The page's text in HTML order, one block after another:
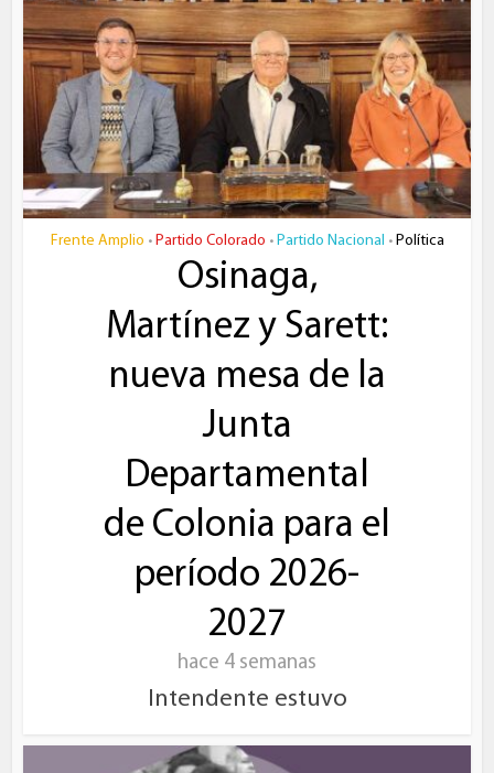
Frente Amplio • Partido Colorado • Partido Nacional • Política
Osinaga,
Martínez y Sarett:
nueva mesa de la
Junta
Departamental
de Colonia para el
período 2026-
2027
hace 4 semanas
Intendente estuvo